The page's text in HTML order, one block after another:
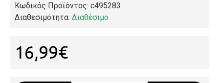
Κωδικός Προϊόντος: c495283
Διαθεσιμότητα: Διαθέσιμο
16,99€